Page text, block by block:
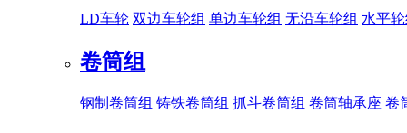
LD车轮 双边车轮组 单边车轮组 无沿车轮组 水平
卷筒组
钢制卷筒组 铸铁卷筒组 抓斗卷筒组 卷筒轴承座 卷